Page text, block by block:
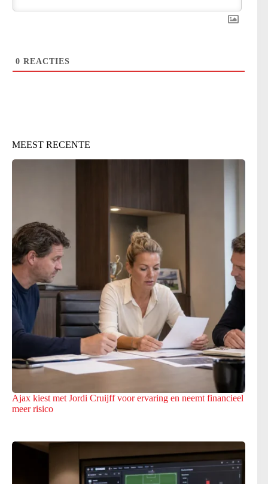
0 REACTIES
MEEST RECENTE
Ajax kiest met Jordi Cruijff voor ervaring en neemt financieel
meer risico